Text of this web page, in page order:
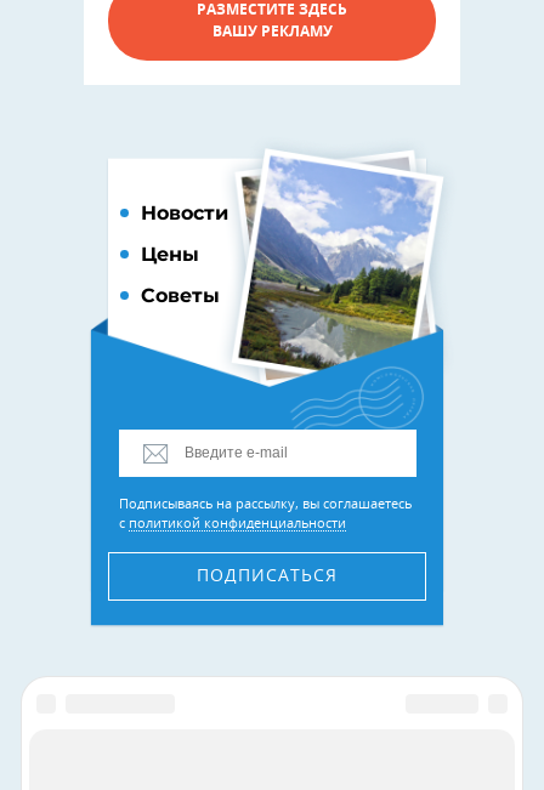
РАЗМЕСТИТЕ ЗДЕСЬ
ВАШУ РЕКЛАМУ
Новости
Цены
Советы
Подписываясь на рассылку, вы соглашаетесь
с политикой конфиденциальности
ПОДПИСАТЬСЯ